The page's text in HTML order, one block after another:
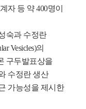
자 등 약 400명이
숙과 수정란
Vesicles)의
구두발표상을
수정란 생산
가능성을 제시한